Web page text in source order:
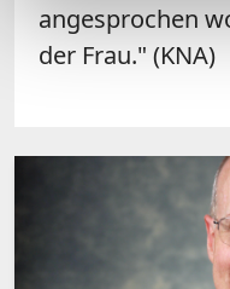
angesprochen
der Frau." (KNA)